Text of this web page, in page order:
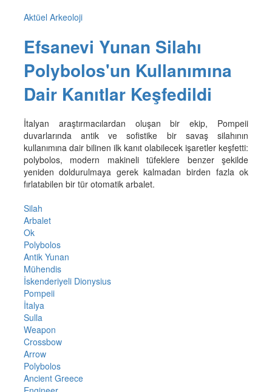
Aktüel Arkeoloji
Efsanevi Yunan Silahı
Polybolos'un Kullanımına
Dair Kanıtlar Keşfedildi
İtalyan araştırmacılardan oluşan bir ekip, Pompeii
duvarlarında antik ve sofistike bir savaş silahının
kullanımına dair bilinen ilk kanıt olabilecek işaretler keşfetti:
polybolos, modern makineli tüfeklere benzer şekilde
yeniden doldurulmaya gerek kalmadan birden fazla ok
fırlatabilen bir tür otomatik arbalet.
Silah
Arbalet
Ok
Polybolos
Antik Yunan
Mühendis
İskenderiyeli Dionysius
Pompeii
İtalya
Sulla
Weapon
Crossbow
Arrow
Polybolos
Ancient Greece